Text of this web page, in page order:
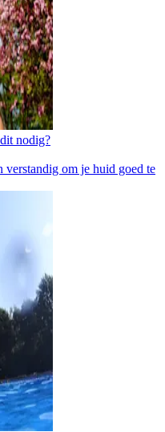
nodig?
verstandig om je huid goed te